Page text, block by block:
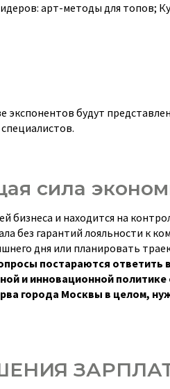
арт-методы для топов;
экспонентов будут
сила
бизнеса и находится на
без гарантий лояльности к
дня или планировать
постараются ответить
и инновационной политике
города Москвы в целом,